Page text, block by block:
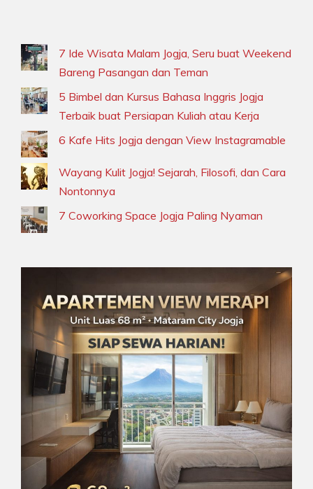
7 Ide Wisata Malam Jogja, Seru buat Weekend
Bareng Pasangan dan Teman
5 Bimbel dan Kursus Bahasa Inggris Jogja
Terbaik buat Persiapan Kuliah atau Kerja
6 Kafe Hits Jogja dengan View Instagramable
Wayang Kulit Jogja! Sejarah, Filosofi, dan Cara
Nontonnya
7 Coworking Space Jogja Paling Nyaman